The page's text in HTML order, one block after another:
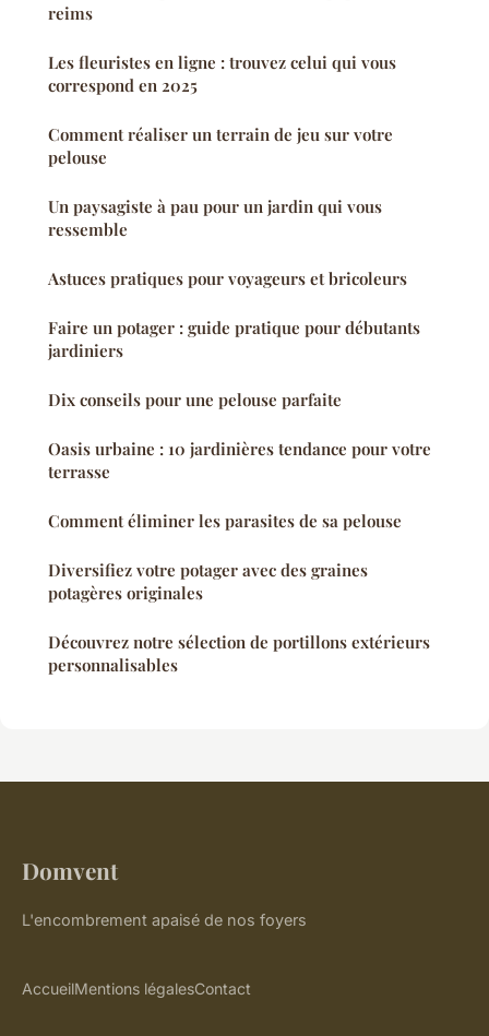
reims
Les fleuristes en ligne : trouvez celui qui vous
correspond en 2025
Comment réaliser un terrain de jeu sur votre
pelouse
Un paysagiste à pau pour un jardin qui vous
ressemble
Astuces pratiques pour voyageurs et bricoleurs
Faire un potager : guide pratique pour débutants
jardiniers
Dix conseils pour une pelouse parfaite
Oasis urbaine : 10 jardinières tendance pour votre
terrasse
Comment éliminer les parasites de sa pelouse
Diversifiez votre potager avec des graines
potagères originales
Découvrez notre sélection de portillons extérieurs
personnalisables
Domvent
L'encombrement apaisé de nos foyers
AccueilMentions légalesContact